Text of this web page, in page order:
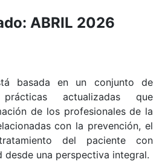
ABRIL 2026
basada en un conjunto de
actualizadas que
de los profesionales de la
con la prevención, el
del paciente con
desde una perspectiva integral.